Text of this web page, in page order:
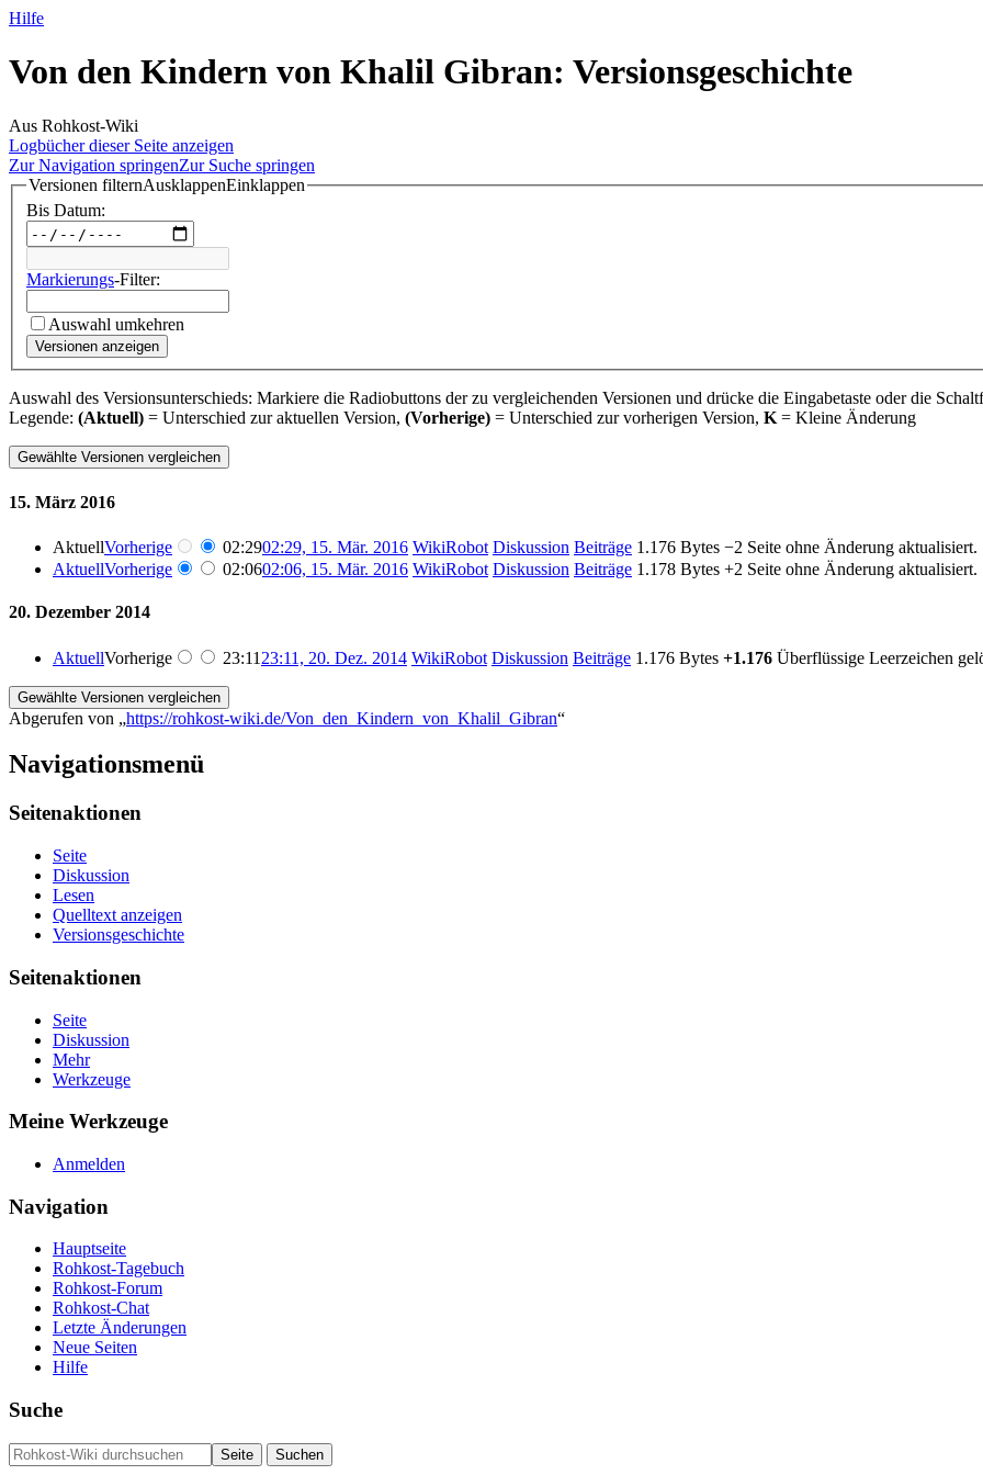
Hilfe
Von den Kindern von Khalil Gibran: Versionsgeschichte
Aus Rohkost-Wiki
Logbücher dieser Seite anzeigen
Zur Navigation springenZur Suche springen
Versionen filternAusklappenEinklappen
Bis Datum:
Markierungs-Filter:
Auswahl umkehren
Versionen anzeigen
Auswahl des Versionsunterschieds: Markiere die Radiobuttons der zu vergleichenden Versionen und drücke die Eingabetaste oder die
Legende: (Aktuell) = Unterschied zur aktuellen Version, (Vorherige) = Unterschied zur vorherigen Version, K= Kleine Änderung
15. März 2016
AktuellVorherige 02:2902:29, 15. Mär. 2016 WikiRobot Diskussion Beiträge 1.176 Bytes −2 Seite ohne Änderung aktualisiert.
AktuellVorherige 02:0602:06, 15. Mär. 2016 WikiRobot Diskussion Beiträge 1.178 Bytes +2 Seite ohne Änderung aktualisiert.
20. Dezember 2014
AktuellVorherige 23:11 23:11, 20. Dez. 2014 WikiRobot Diskussion Beiträge 1.176 Bytes +1.176 Überflüssige Leerzeichen
Abgerufen von „https://rohkost-wiki.de/Von_den_Kindern_von_Khalil_Gibran“
Navigationsmenü
Seitenaktionen
Seite
Diskussion
Lesen
Quelltext anzeigen
Versionsgeschichte
Seitenaktionen
Seite
Diskussion
Mehr
Werkzeuge
Meine Werkzeuge
Anmelden
Navigation
Hauptseite
Rohkost-Tagebuch
Rohkost-Forum
Rohkost-Chat
Letzte Änderungen
Neue Seiten
Hilfe
Suche